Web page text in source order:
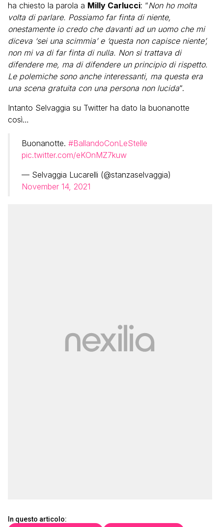
ha chiesto la parola a Milly Carlucci: “Non ho molta
volta di parlare. Possiamo far finta di niente,
onestamente io credo che davanti ad un uomo che mi
diceva ‘sei una scimmia’ e ‘questa non capisce niente’,
non mi va di far finta di nulla. Non si trattava di
difendere me, ma di difendere un principio di rispetto.
Le polemiche sono anche interessanti, ma questa era
una scena gratuita con una persona non lucida“.
Intanto Selvaggia su Twitter ha dato la buonanotte
così…
Buonanotte. #BallandoConLeStelle
pic.twitter.com/eKOnMZ7kuw
— Selvaggia Lucarelli (@stanzaselvaggia)
November 14, 2021
In questo articolo: